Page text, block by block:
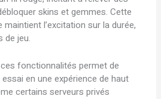
skins et gemmes. Cette
l’excitation sur la durée,
de jeu.
fonctionnalités permet de
en une expérience de haut
certains serveurs privés